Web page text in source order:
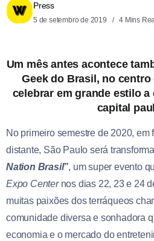
Press
5 de setembro de 2019 4 Mins
Um mês antes acontece
Geek do Brasil, no centro
celebrar em grande estilo a
capital
No primeiro semestre de 2020, em
distante, São Paulo será
Nation Brasil”, um super evento
Expo Centernos dias 22, 23 e 24
muitas paixões dos terráqueos
comunidade diversa e sonhadora
economia e o mercado do